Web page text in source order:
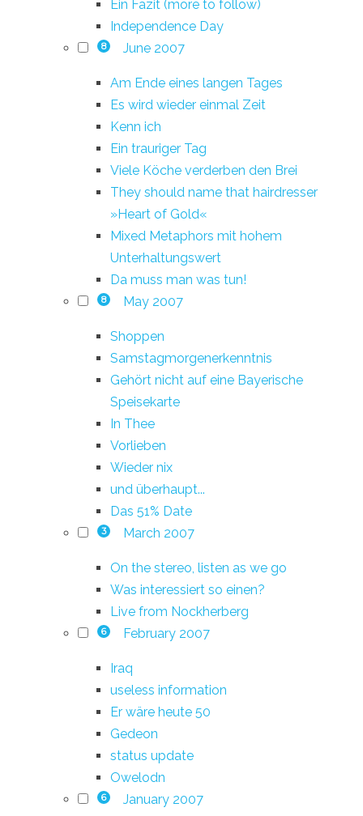
Ein Fazit (more to follow)
Independence Day
8 June 2007
Am Ende eines langen Tages
Es wird wieder einmal Zeit
Kenn ich
Ein trauriger Tag
Viele Köche verderben den Brei
They should name that hairdresser
»Heart of Gold«
Mixed Metaphors mit hohem
Unterhaltungswert
Da muss man was tun!
8 May 2007
Shoppen
Samstagmorgenerkenntnis
Gehört nicht auf eine Bayerische
Speisekarte
In Thee
Vorlieben
Wieder nix
und überhaupt...
Das 51% Date
3 March 2007
On the stereo, listen as we go
Was interessiert so einen?
Live from Nockherberg
6 February 2007
Iraq
useless information
Er wäre heute 50
Gedeon
status update
Owelodn
6 January 2007